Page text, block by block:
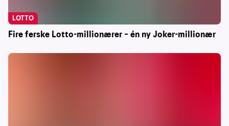
Fire ferske Lotto-millionærer – én ny Joker-millionær
LOTTO